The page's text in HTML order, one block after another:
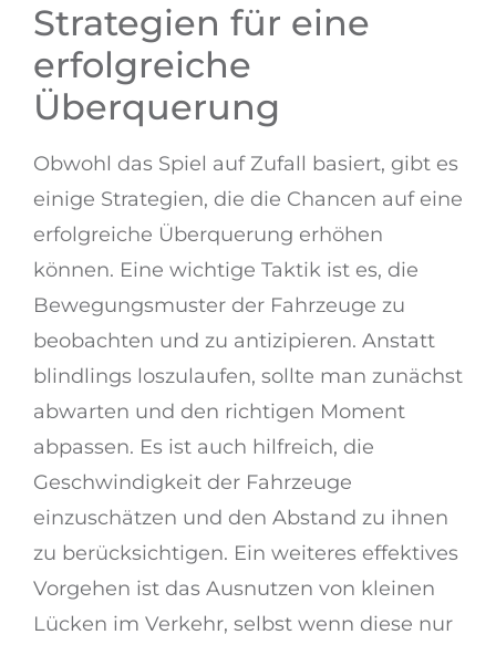
Strategien für eine
erfolgreiche
Überquerung
Obwohl das Spiel auf Zufall basiert, gibt es
einige Strategien, die die Chancen auf eine
erfolgreiche Überquerung erhöhen
können. Eine wichtige Taktik ist es, die
Bewegungsmuster der Fahrzeuge zu
beobachten und zu antizipieren. Anstatt
blindlings loszulaufen, sollte man zunächst
abwarten und den richtigen Moment
abpassen. Es ist auch hilfreich, die
Geschwindigkeit der Fahrzeuge
einzuschätzen und den Abstand zu ihnen
zu berücksichtigen. Ein weiteres effektives
Vorgehen ist das Ausnutzen von kleinen
Lücken im Verkehr, selbst wenn diese nur